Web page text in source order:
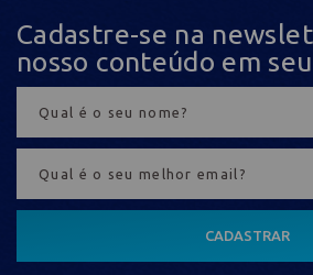
Cadastre-se na
nosso conteúdo em
CADASTRAR